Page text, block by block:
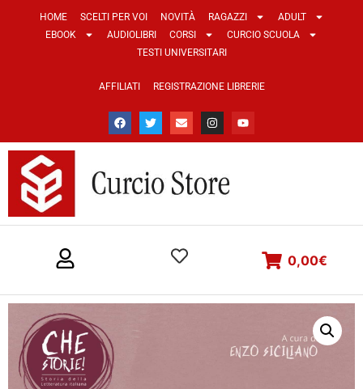
HOME SCELTI PER VOI NOVITÀ RAGAZZI
ADULT
EBOOK
AUDIOLIBRI CORSI
CURCIO SCUOLA
TESTI UNIVERSITARI
AFFILIATI REGISTRAZIONE LIBRERIE
0,00€